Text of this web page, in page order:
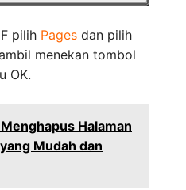
pilih Pages dan pilih
menekan tombol
OK.
Halaman
Mudah dan